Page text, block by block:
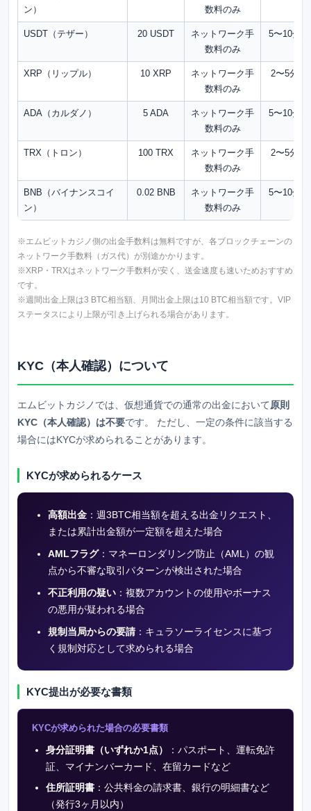
ン）
数料のみ
USDT（テザー） 20 USDT
ネットワーク手
数料のみ
5〜10分
XRP（リップル） 10 XRP
ネットワーク手
数料のみ
2〜5分
ADA（カルダノ） 5 ADA
ネットワーク手
数料のみ
5〜10分
TRX（トロン） 100 TRX
ネットワーク手
数料のみ
2〜5分
BNB（バイナンスコイ
ン）
0.02 BNB
ネットワーク手
数料のみ
5〜10分
※ エムビットカジノ側の出金手数料は無料ですが、各ブロックチェーンの
ネットワーク手数料（ガス代）が別途かかります。
※XRP・TRXはネットワーク手数料が安く、送金速度も速いためおすすめ
です。
※週間出金上限は3 BTC相当額、月間出金上限は10 BTC相当額です。VIP
ステータスにより上限が引き上げられる場合があります。
KYC（本人確認）について
エムビットカジノ では、仮想通貨での通常の出金において 原則
KYC（本人確認）は不要です。 ただし、一定の条件に該当する
場合にはKYCが求められることがあります。
KYCが求められるケース
高額出金 ：週3BTC相当額を超える出金リクエスト、
または累計出金額が一定額を超えた場合
AMLフラグ：マネーロンダリング防止（AML）の観
点から不審な取引パターンが検出された場合
不正利用の疑い ：複数アカウントの使用やボーナス
の悪用が疑われる場合
規制当局からの要請：キュラソーライセンスに基づ
く規制対応として求められる場合
KYC提出が必要な書類
KYCが求められた場合の必要書類
身分証明書（いずれか1点）
：パスポート、運転免許
証、マイナンバーカード、在留カードなど
住所証明書 ：公共料金の請求書、銀行の明細書など
（発行3ヶ月以内）